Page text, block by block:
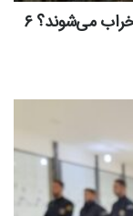
چرا بعضی تجهیزات برق صنعتی خیلی زود خراب می‌شوند؟ ۶